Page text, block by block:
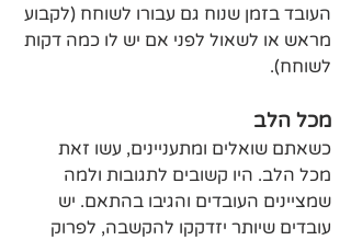
העובד בזמן שנוח גם עבורו לשוחח (לקבוע
מראש או לשאול לפני אם יש לו כמה דקות
לשוחח).
מכל הלב
כשאתם שואלים ומתעניינים, עשו זאת
מכל הלב. היו קשובים לתגובות ולמה
שמציינים העובדים והגיבו בהתאם. יש
עובדים שיותר יזדקקו להקשבה, לפרוק